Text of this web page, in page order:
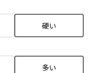
硬い
多い